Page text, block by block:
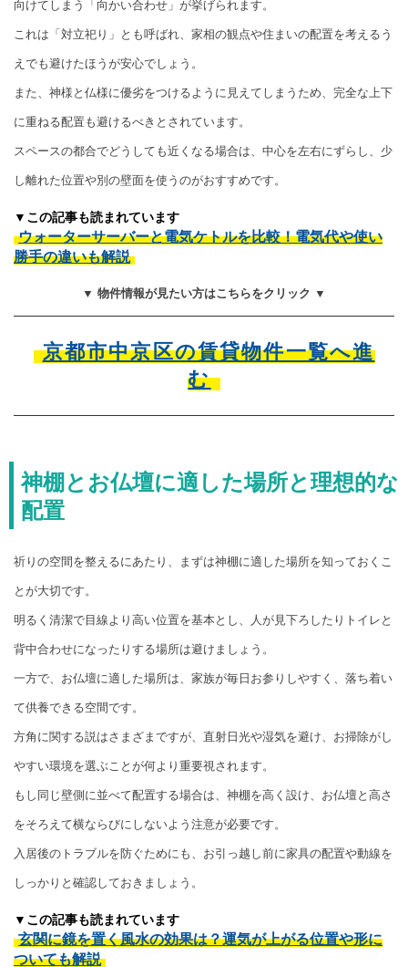
向けてしまう「向かい合わせ」が挙げられます。
これは「対立祀り」とも呼ばれ、家相の観点や住まいの配置を考えるう
えでも避けたほうが安心でしょう。
また、神様と仏様に優劣をつけるように見えてしまうため、完全な上下
に重ねる配置も避けるべきとされています。
スペースの都合でどうしても近くなる場合は、中心を左右にずらし、少
し離れた位置や別の壁面を使うのがおすすめです。
▼この記事も読まれています
ウォーターサーバーと電気ケトルを比較！電気代や使い
勝手の違いも解説
▼ 物件情報が見たい方はこちらをクリック ▼
京都市中京区の賃貸物件一覧へ進
む
神棚とお仏壇に適した場所と理想的な
配置
祈りの空間を整えるにあたり、まずは神棚に適した場所を知っておくこ
とが大切です。
明るく清潔で目線より高い位置を基本とし、人が見下ろしたりトイレと
背中合わせになったりする場所は避けましょう。
一方で、お仏壇に適した場所は、家族が毎日お参りしやすく、落ち着い
て供養できる空間です。
方角に関する説はさまざまですが、直射日光や湿気を避け、お掃除がし
やすい環境を選ぶことが何より重要視されます。
もし同じ壁側に並べて配置する場合は、神棚を高く設け、お仏壇と高さ
をそろえて横ならびにしないよう注意が必要です。
入居後のトラブルを防ぐためにも、お引っ越し前に家具の配置や動線を
しっかりと確認しておきましょう。
▼この記事も読まれています
玄関に鏡を置く風水の効果は？運気が上がる位置や形に
ついても解説